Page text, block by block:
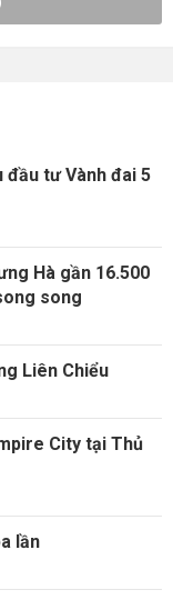
đầu tư Vành đai 5
Hà gần 16.500
song
Liên Chiểu
City tại Thủ
lần